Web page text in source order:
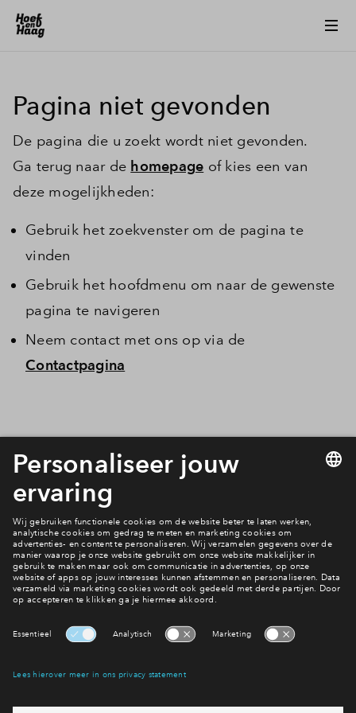
Pagina niet gevonden
De pagina die u zoekt wordt niet gevonden.
Ga terug naar de homepage of kies een van
deze mogelijkheden:
Gebruik het zoekvenster om de pagina te
vinden
Gebruik het hoofdmenu om naar de gewenste
pagina te navigeren
Neem contact met ons op via de
Contactpagina
Interesse? Meld je dan snel aan
eventuele projecten
Ja, ik wil mij aanmelden
Heb je een vraag en wil je direct antwoord? Bel ons op
6 dagen per week beschikbaar (behalve tijdens